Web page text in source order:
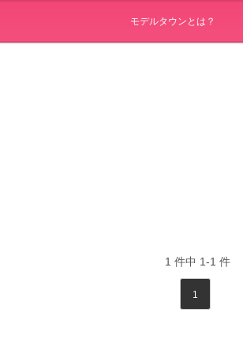
モデルタウンとは？
1 件中 1-1 件
1